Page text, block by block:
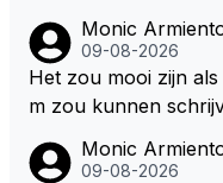
Monic
09-08-2026
Het zou mooi zijn
m zou kunnen
Monic
09-08-2026